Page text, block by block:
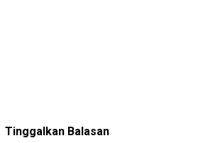
Tinggalkan Balasan